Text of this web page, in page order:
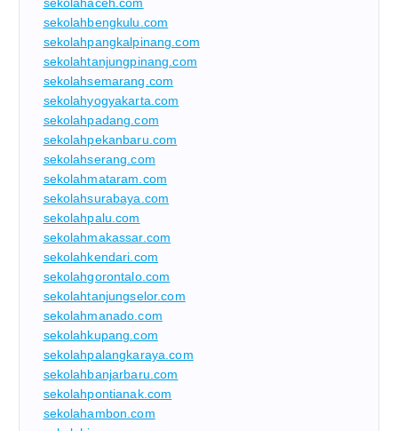
sekolahaceh.com
sekolahbengkulu.com
sekolahpangkalpinang.com
sekolahtanjungpinang.com
sekolahsemarang.com
sekolahyogyakarta.com
sekolahpadang.com
sekolahpekanbaru.com
sekolahserang.com
sekolahmataram.com
sekolahsurabaya.com
sekolahpalu.com
sekolahmakassar.com
sekolahkendari.com
sekolahgorontalo.com
sekolahtanjungselor.com
sekolahmanado.com
sekolahkupang.com
sekolahpalangkaraya.com
sekolahbanjarbaru.com
sekolahpontianak.com
sekolahambon.com